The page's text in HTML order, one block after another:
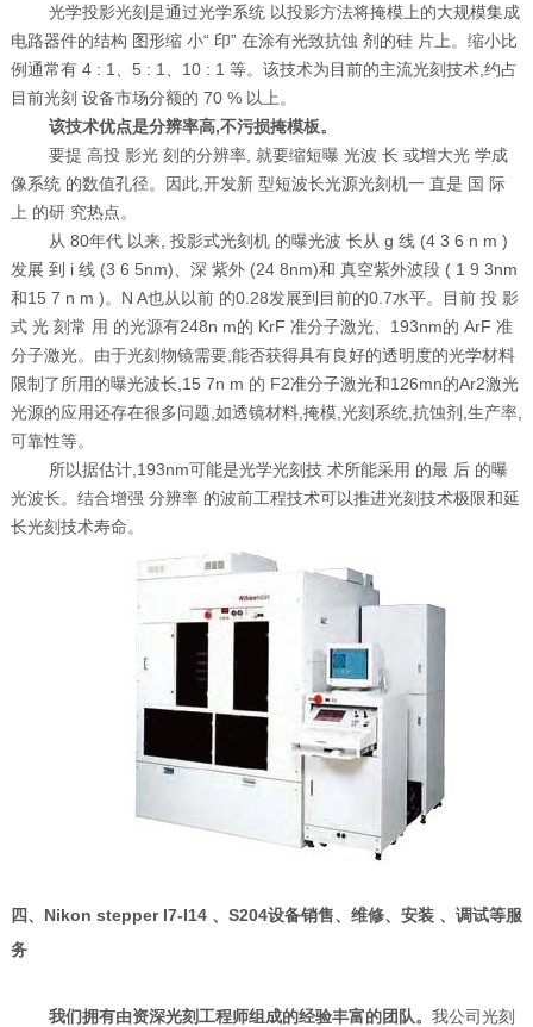
光学投影光刻是通过光学系统 以投影方法将掩模上的大规模集成
电路器件的结构 图形缩 小“ 印” 在涂有光致抗蚀 剂的硅 片上。缩小比
例通常有4 : 1 5 : 1 10 : 1 等。该技术为目前的主流光刻技术, 约占
目前光刻 设备市场分额的 70 % 以上。
该技术优点是分辨率高,不污损掩模板。
要提 高投 影光 刻的分辨率, 就要缩短曝 光波 长 或增大光 学成
像系统 的数值孔径。因此, 开发新 型短波长光源光刻机一 直是 国 际
上 的研 究热点。
从 80年代 以来, 投影式光刻机 的曝光波 长从 g 线(4 3 6 n m )
发展 到 i 线(3 6 5nm) 、深 紫外(24 8nm)和 真空紫外波段( 1 9 3nm
和15 7 n m )。 N A也从以前 的0.28发展到目前的0.7水平。目前 投 影
式 光 刻常 用 的光源有248n m的 KrF 准分子激光、 193nm的 ArF 准
分子激光。由于光刻物镜需要, 能否获得具有良好的透明度的光学材料
限制了所用的曝光波长 ,15 7n m 的 F2准分子激光和126mn的Ar2激光
光源的应用还存在很多问题 如透镜材料, 掩模, 光刻系统, 抗蚀剂 生产率,
可靠性等。
所以据估计,193nm可能是光学光刻技 术所能采用 的最 后 的曝
光波长。结合增强 分辨率 的波前工程技术可以推进光刻技术极限和延
长光刻技术寿命。
四、Nikon stepper I7-I14 、 S204设备销售、维修、安装 、调试等服
务
我们拥有由资深光刻工程师组成的经验丰富的团队。我公司光刻